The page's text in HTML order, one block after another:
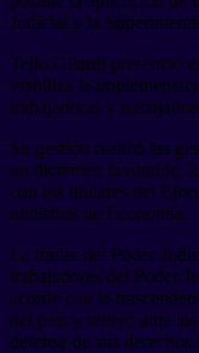
Judicial y la
Tello Gilardi presenció
viabiliza la
trabajadoras y
Su gestión realizó las
un dictamen favorable,
con los titulares del
ministros de Economía.
La titular del Poder
trabajadores del Poder
acorde con la
del país y reiteró ante
defensa de sus derechos